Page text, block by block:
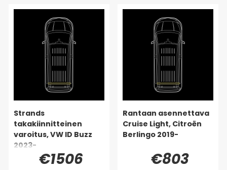
Strands
takakiinnitteinen
varoitus, VW ID Buzz
2023-
€1506
Rantaan asennettava
Cruise Light, Citroën
Berlingo 2019-
€803